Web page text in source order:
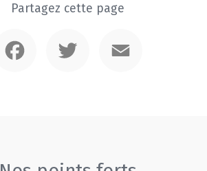
Partagez cette page